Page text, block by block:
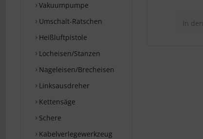
Vakuumpumpe
Umschalt-Ratschen
Heißluftpistole
Locheisen/Stanzen
Nageleisen/Brecheisen
Linksausdreher
Kettensäge
Schere
Kabelverlegewerkzeug
In den